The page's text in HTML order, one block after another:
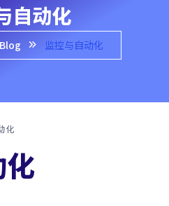
自动化
监控与自动化
化